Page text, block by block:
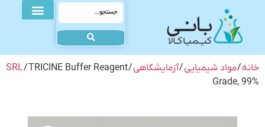
خانه/مواد شیمیایی/آزمایشگاهی/
SRL/ TRICINE Buffer Reagent
Grade, 99%